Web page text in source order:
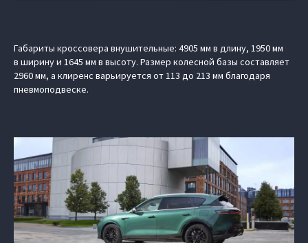
Габариты кроссовера внушительные: 4905 мм в длину, 1950 мм
в ширину и 1645 мм в высоту. Размер колесной базы составляет
2960 мм, а клиренс варьируется от 113 до 213 мм благодаря
пневмоподвеске.